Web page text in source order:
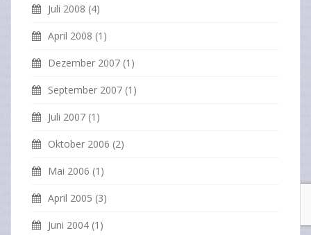
Juli 2008 (4)
April 2008 (1)
Dezember 2007 (1)
September 2007 (1)
Juli 2007 (1)
Oktober 2006 (2)
Mai 2006 (1)
April 2005 (3)
Juni 2004 (1)